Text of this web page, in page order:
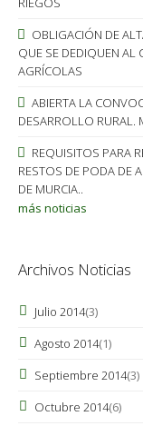
OBLIGACIÓN DE
QUE SE DEDIQUEN AL
AGRÍCOLAS
ABIERTA LA
DESARROLLO RURAL.
REQUISITOS PARA
RESTOS DE PODA DE
DE MURCIA..
más noticias
Archivos Noticias
Julio 2014(3)
Agosto 2014(1)
Septiembre 2014(3)
Octubre 2014(6)